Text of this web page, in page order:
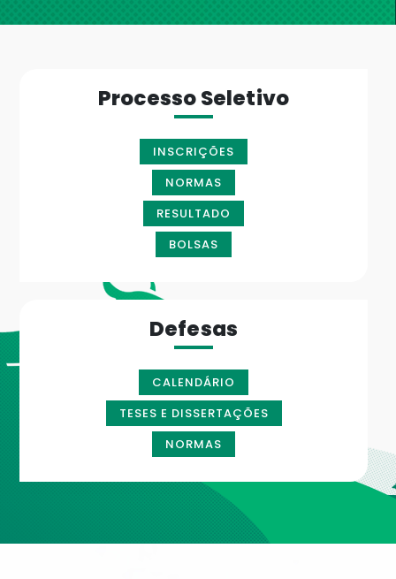
Processo Seletivo
INSCRIÇÕES
NORMAS
RESULTADO
BOLSAS
Defesas
CALENDÁRIO
TESES E DISSERTAÇÕES
NORMAS